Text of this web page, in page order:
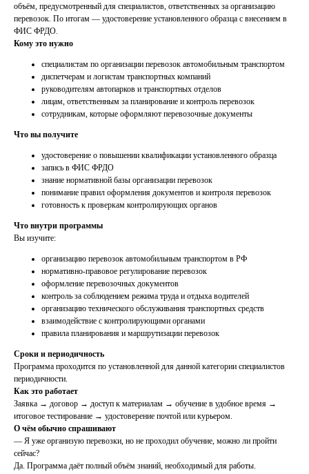
объём, предусмотренный для специалистов, ответственных за организацию
перевозок. По итогам — удостоверение установленного образца с внесением в
ФИС ФРДО.
Кому это нужно
специалистам по организации перевозок автомобильным транспортом
диспетчерам и логистам транспортных компаний
руководителям автопарков и транспортных отделов
лицам, ответственным за планирование и контроль перевозок
сотрудникам, которые оформляют перевозочные документы
Что вы получите
удостоверение о повышении квалификации установленного образца
запись в ФИС ФРДО
знание нормативной базы организации перевозок
понимание правил оформления документов и контроля перевозок
готовность к проверкам контролирующих органов
Что внутри программы
Вы изучите:
организацию перевозок автомобильным транспортом в РФ
нормативно-правовое регулирование перевозок
оформление перевозочных документов
контроль за соблюдением режима труда и отдыха водителей
организацию технического обслуживания транспортных средств
взаимодействие с контролирующими органами
правила планирования и маршрутизации перевозок
Сроки и периодичность
Программа проходится по установленной для данной категории специалистов
периодичности.
Как это работает
Заявка → договор → доступ к материалам → обучение в удобное время →
итоговое тестирование → удостоверение почтой или курьером.
О чём обычно спрашивают
— Я уже организую перевозки, но не проходил обучение, можно ли пройти
сейчас?
Да. Программа даёт полный объём знаний, необходимый для работы.